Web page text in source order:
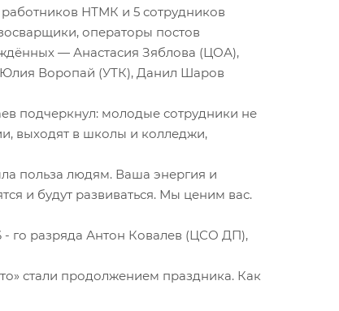
НТМК и 5 сотрудников
операторы постов
— Анастасия Зяблова (ЦОА),
Воропай (УТК), Данил Шаров
подчеркнул: молодые сотрудники не
выходят в школы и колледжи,
польза людям. Ваша энергия и
и будут развиваться. Мы ценим вас.
го разряда Антон Ковалев (ЦСО ДП),
стали продолжением праздника. Как